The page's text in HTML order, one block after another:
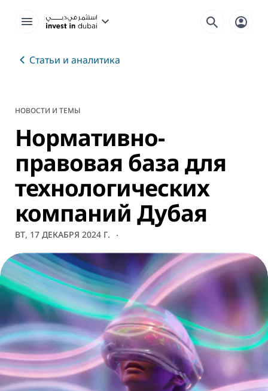
Статьи и аналитика
НОВОСТИ И ТЕМЫ
Нормативно-
правовая база для
технологических
компаний Дубая
ВТ, 17 ДЕКАБРЯ 2024 Г.